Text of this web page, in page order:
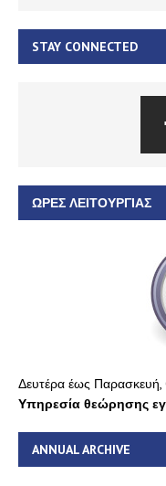
STAY CONNECTED
ΏΡΕΣ ΛΕΙΤΟΥΡΓΊΑΣ
Δευτέρα έως Παρασκευή,
Υπηρεσία θεώρησης
ANNUAL ARCHIVE